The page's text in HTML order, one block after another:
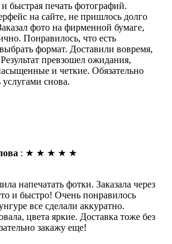
быстрая печать фотографий.
на сайте, не пришлось долго
фото на фирменной бумаге,
Понравилось, что есть
формат. Доставили вовремя,
превзошел ожидания,
и четкие. Обязательно
снова.
: ★ ★ ★ ★ ★
напечатать фотки. Заказала через
и быстро! Очень понравилось
все сделали аккуратно.
цвета яркие. Доставка тоже без
закажу еще!